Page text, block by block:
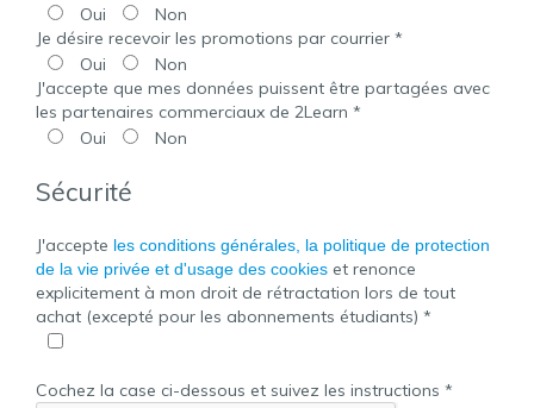
Oui
Non
Je désire recevoir les promotions par courrier *
Oui
Non
J'accepte que mes données puissent être partagées avec
les partenaires commerciaux de 2Learn *
Oui
Non
Sécurité
J'accepte les conditions générales, la politique de protection
de la vie privée et d'usage des cookies et renonce
explicitement à mon droit de rétractation lors de tout
achat (excepté pour les abonnements étudiants) *
Cochez la case ci-dessous et suivez les instructions *